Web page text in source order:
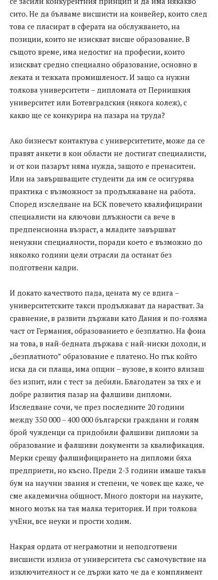
сито. Не да бълваме висшисти на конвейер, които след
това се пласират в сферата на обслужването, на
позиции, които не изискват висше образование. В
същото време, има недостиг на професии, които
изискват средно специално образование, основно в
леката и тежката промишленост. И защо са нужни
толкова университети – дипломата от Пернишкия
университет или Ботевградския (някога колеж), с
какво ще се конкурира на пазара на труда?
Ако бизнесът контактува с университетите, може да се
правят анкети в кои области не достигат специалисти,
и от кои пазарът няма нужда, защото е пренаситен.
Или на завършващите студенти да им се осигурява
практика с възможност за продължаване на работа.
Според изследване на БСК повечето квалифицирани
специалисти на ключови длъжности са вече в
предпенсионна възраст, а младите завършват
ненужни специалности, поради което е възможно до
няколко години цели отрасли да останат без
подготвени кадри.
И докато качеството пада, цената му се вдига –
университетските такси продължават да нарастват. За
сравнение, в развити държави като Дания и по-голяма
част от Германия, образованието е безплатно. На фона
на това, в най-бедната държава с най-ниски доходи, и
„безплатното” образование е платено. Но пък който
иска да си плаща, има опции – вузове, в които влизаш
без изпит, или с тест за дебили. Благодатен за тях е и
добре развития пазар на фалшиви дипломи.
Изследване сочи, че през последните 20 години
между 350 000 – 400 000 български граждани и голям
брой чужденци са придобили фалшиви дипломи за
образование и фалшиви документи за квалификация.
Мерки срещу фалшифицирането на дипломи бяха
предприети, но късно. Преди 2-3 години имаше такъв
бум на научни звания и степени, че човек ще каже, че
сме академична общност. Много доктори на науките,
много мозък на тая малка територия. И при толкова
учЕни, все неуки и прости ходим.
Накрая ордата от неграмотни и неподготвени
висшисти излиза от университета със самочувствие на
изключителност и се държи като че да е комплимент